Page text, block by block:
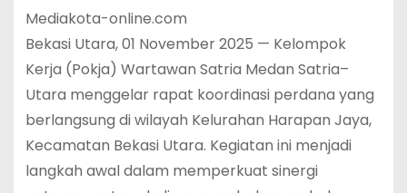
Mediakota-online.com
Bekasi Utara, 01 November 2025 — Kelompok
Kerja (Pokja) Wartawan Satria Medan Satria–
Utara menggelar rapat koordinasi perdana yang
berlangsung di wilayah Kelurahan Harapan Jaya,
Kecamatan Bekasi Utara. Kegiatan ini menjadi
langkah awal dalam memperkuat sinergi